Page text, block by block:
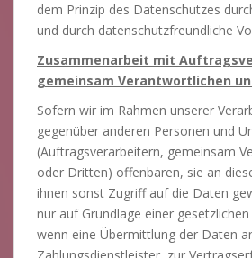
dem Prinzip des Datenschutzes
und durch datenschutzfreundliche
Zusammenarbeit mit
gemeinsam Verantwortlichen
Sofern wir im Rahmen unserer
gegenüber anderen Personen und
(Auftragsverarbeitern, gemeinsam
oder Dritten) offenbaren, sie an
ihnen sonst Zugriff auf die Daten
nur auf Grundlage einer gesetzlichen
wenn eine Übermittlung der Daten